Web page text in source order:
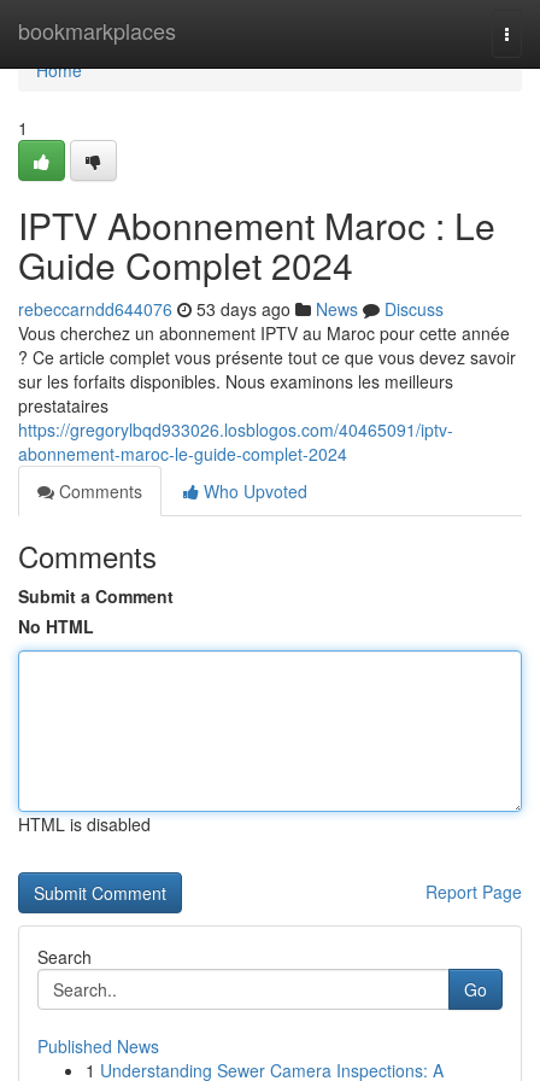
bookmarkplaces
Home
Home
1
IPTV Abonnement Maroc : Le
Guide Complet 2024
rebeccarndd644076 53 days ago News
Discuss
Vous cherchez un abonnement IPTV au Maroc pour cette année
? Ce article complet vous présente tout ce que vous devez savoir
sur les forfaits disponibles. Nous examinons les meilleurs
prestataires
https://gregorylbqd933026.losblogos.com/40465091/iptv-
abonnement-maroc-le-guide-complet-2024
Comments
Who Upvoted
Comments
Submit a Comment
No HTML
HTML is disabled
Report Page
Search
Go
Published News
1 Understanding Sewer Camera Inspections: A